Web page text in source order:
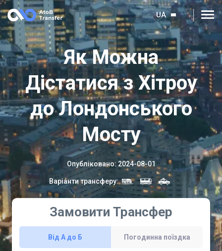
UA
Як Можна
Дістатися з Хітроу
до Лондонського
Мосту
Опубліковано: 2024-08-01
Варіанти трансферу:
Замовити Трансфер
Від А до Б Погодинна поїздка